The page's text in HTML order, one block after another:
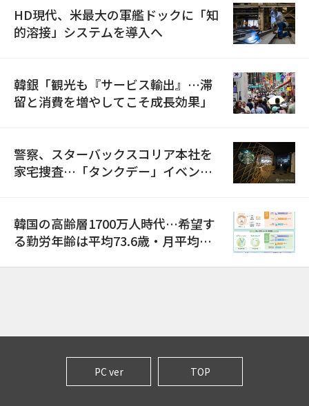
HD現代、米最大の軍艦ドックに「知
的溶接」システムを導入へ
韓銀「観光も『サービス輸出』…滞
留と消費を増やしてこそ成長効果」
警察、スターバックスコリア本社を
家宅捜査…「タンクデー」イベント
韓国の高齢層1700万人時代…希望す
る勤労年齢は平均73.6歳・月平均賃
PC ver TOP